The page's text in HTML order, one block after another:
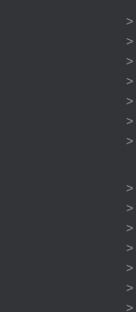
>
>
>
>
>
>
>
>
>
>
>
>
>
>